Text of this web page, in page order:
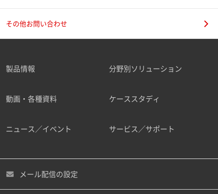
その他お問い合わせ
製品情報 分野別ソリューション
動画・各種資料 ケーススタディ
ニュース／イベント サービス／サポート
メール配信の設定